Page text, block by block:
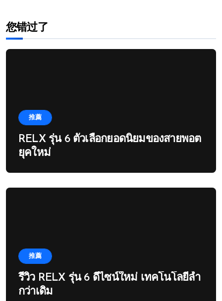
您错过了
推薦
RELX รุ่น 6 ตัวเลือกยอดนิยมของสายพอต
ยุคใหม่
推薦
รีวิว RELX รุ่น 6 ดีไซน์ใหม่ เทคโนโลยีล้ำ
กว่าเดิม